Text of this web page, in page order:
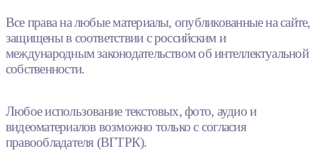
Все права на любые материалы, опубликованные на сайте,
защищены в соответствии с российским и
международным законодательством об интеллектуальной
собственности.
Любое использование текстовых, фото, аудио и
видеоматериалов возможно только с согласия
правообладателя (ВГТРК).